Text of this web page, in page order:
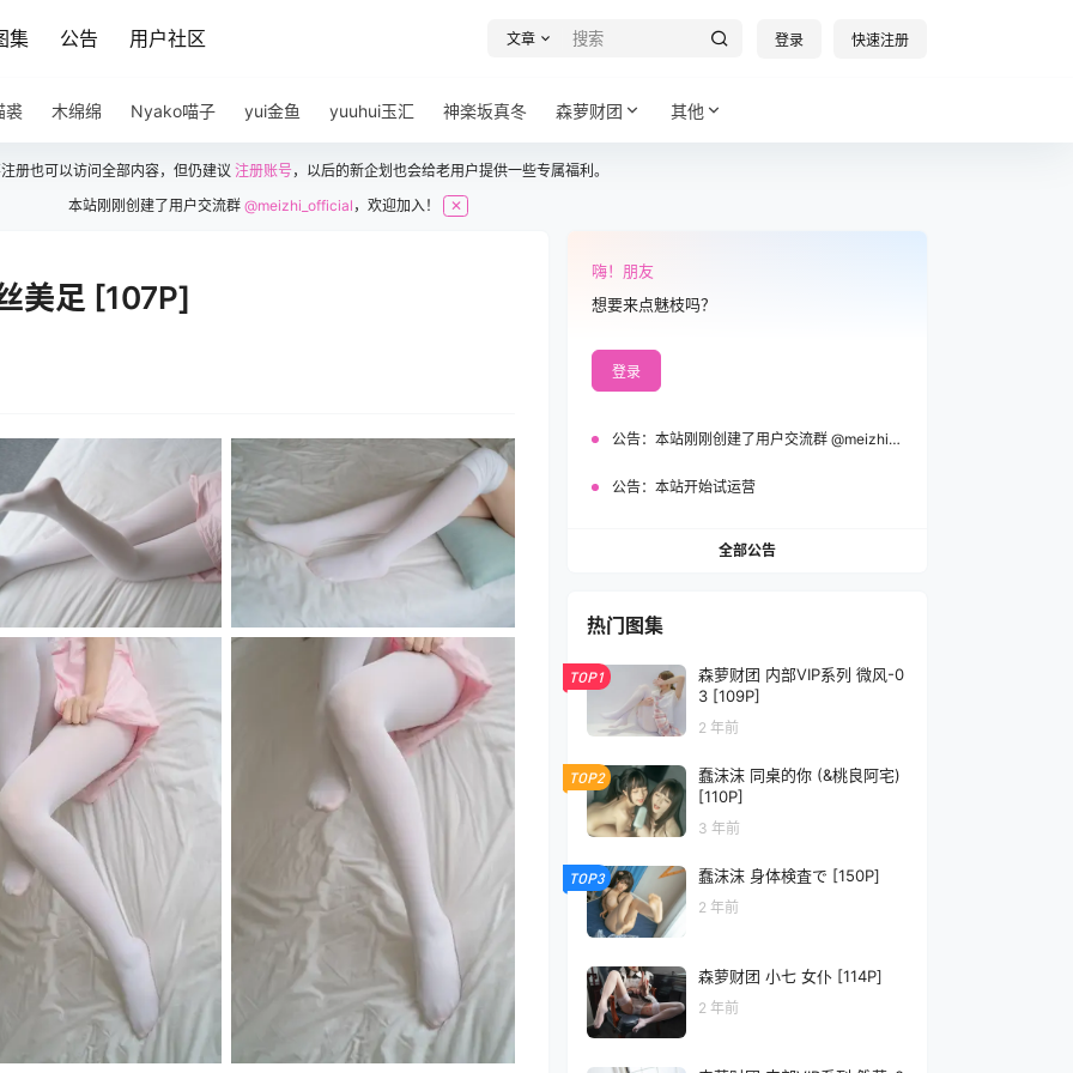
集 公告 用户社区 文章 登录 快速注册
裘 木绵绵 Nyako喵子 yui金鱼 yuuhui玉汇 神楽坂真冬 森萝财团 其他
册也可以访问全部内容，但仍建议 注册账号，以后的新企划也会给老用户提供一些专属福利。
本站刚刚创建了用户交流群@meizhi_official ，欢迎加入！ ✕
美足 [107P]
嗨！朋友
想要来点魅枝吗？
登录
公告： 本站刚刚创建了用户交流群 @meizhi_official，欢迎加入！
公告： 本站开始试运营
全部公告
热门图集
TOP1
森萝财团 内部VIP系列 微风-0
3 [109P]
2 年前
TOP2
蠢沫沫 同桌的你 (&桃良阿宅)
[110P]
3 年前
TOP3 蠢沫沫 身体検査で [150P]
2 年前
森萝财团 小七 女仆 [114P]
2 年前